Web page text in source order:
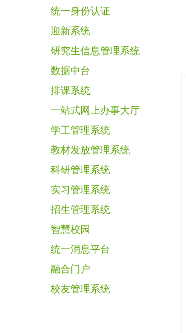
统一身份认证
迎新系统
研究生信息管理系统
数据中台
排课系统
一站式网上办事大厅
学工管理系统
教材发放管理系统
科研管理系统
实习管理系统
招生管理系统
智慧校园
统一消息平台
融合门户
校友管理系统